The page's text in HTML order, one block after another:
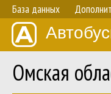
База данных
Омская